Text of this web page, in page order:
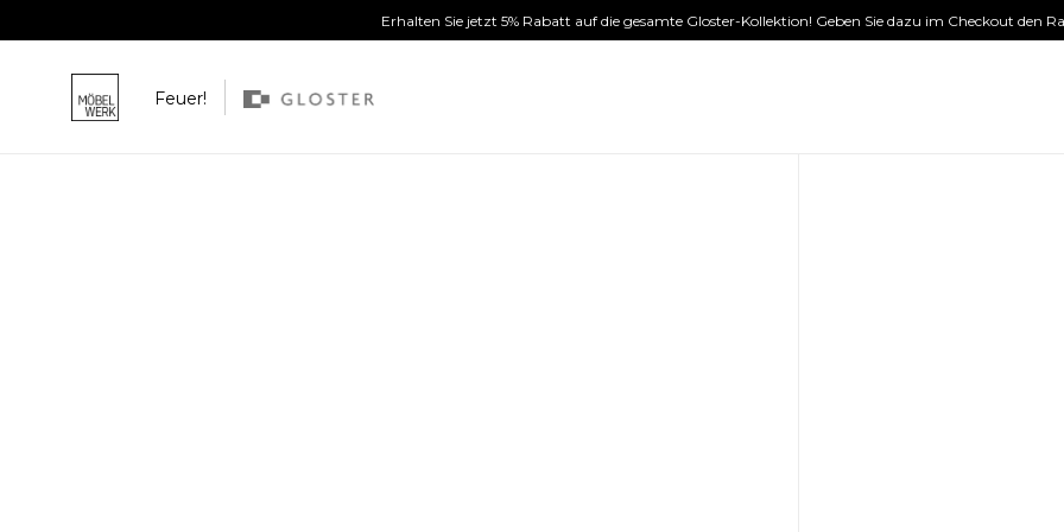
Erhalten Sie jetzt 5% Rabatt auf die gesamte Gloster-Kollektion! Geben Sie dazu im Checkout den
Feuer!